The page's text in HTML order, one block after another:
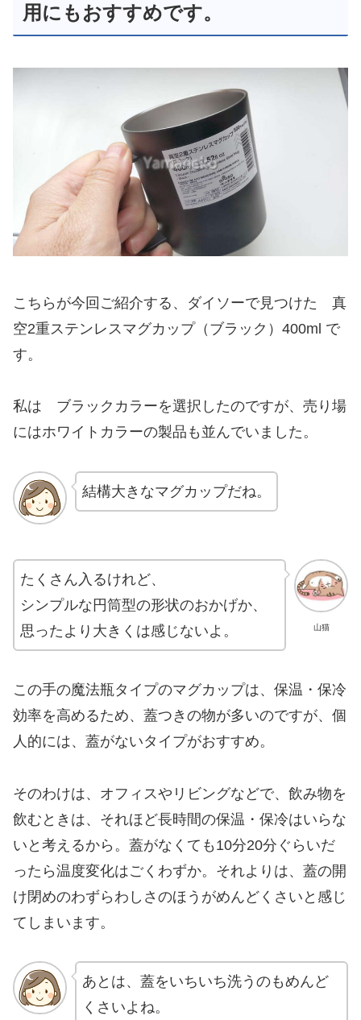
用にもおすすめです。
こちらが今回ご紹介する、ダイソーで見つけた 真
空2重ステンレスマグカップ（ブラック）400ml で
す。
私は ブラックカラーを選択したのですが、売り場
にはホワイトカラーの製品も並んでいました。
結構大きなマグカップだね。
山猫
たくさん入るけれど、
シンプルな円筒型の形状のおかげか、
思ったより大きくは感じないよ。
この手の魔法瓶タイプのマグカップは、保温・保冷
効率を高めるため、蓋つきの物が多いのですが、個
人的には、蓋がないタイプがおすすめ。
そのわけは、オフィスやリビングなどで、飲み物を
飲むときは、それほど長時間の保温・保冷はいらな
いと考えるから。蓋がなくても10分20分ぐらいだ
ったら温度変化はごくわずか。それよりは、蓋の開
け閉めのわずらわしさのほうがめんどくさいと感じ
てしまいます。
あとは、蓋をいちいち洗うのもめんど
くさいよね。